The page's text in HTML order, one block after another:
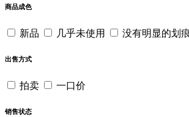
商品成色
新品 几乎未使用 没有明显的划
出售方式
拍卖 一口价
销售状态